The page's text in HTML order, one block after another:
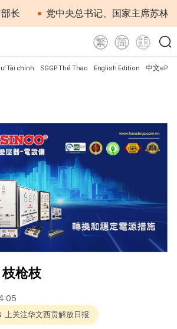
党中央总书记、国家主席苏林：越南
Tài chính SGGP Thể Thao English Edition 中文
枪枝
上关注华文西贡解放日报